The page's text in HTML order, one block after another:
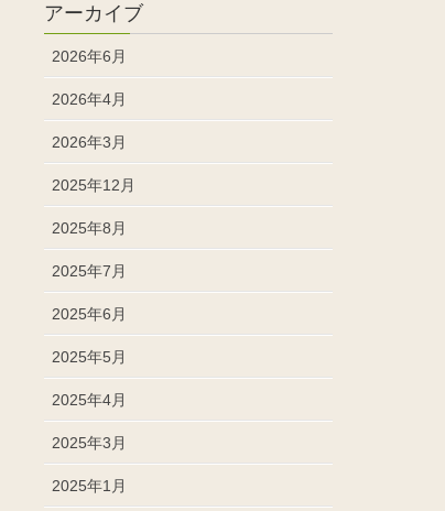
アーカイブ
2026年6月
2026年4月
2026年3月
2025年12月
2025年8月
2025年7月
2025年6月
2025年5月
2025年4月
2025年3月
2025年1月